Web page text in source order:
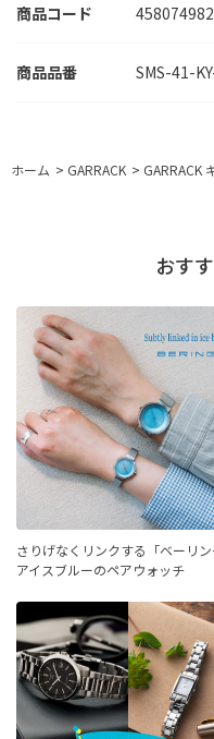
商品コード
SMS-41-
ホーム > GARRACK > GARRACK
おす
さりげなくリンクする「ベーリン
アイスブルーのペアウォッチ